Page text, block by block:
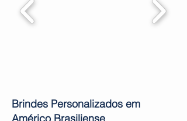
Brindes Personalizados em